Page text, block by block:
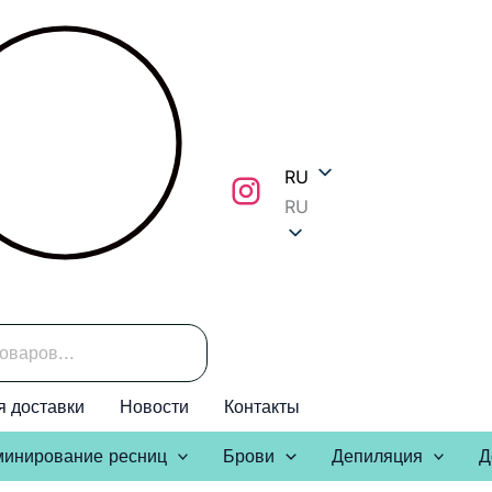
RU
RU
доставки Новости Контакты
ресниц Брови Депиляция